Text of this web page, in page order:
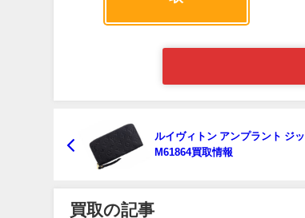
ルイヴィトン アンプラント ジ
M61864買取情報
買取の記事